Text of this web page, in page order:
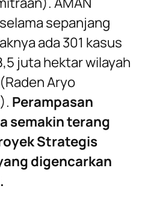
sepanjang
ada 301 kasus
juta hektar wilayah
Aryo
Perampasan
semakin terang
Strategis
digencarkan